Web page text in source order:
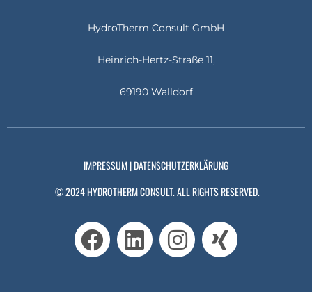
HydroTherm Consult GmbH
Heinrich-Hertz-Straße 11,
69190 Walldorf
IMPRESSUM|DATENSCHUTZERKLÄRUNG
© 2024 HYDROTHERM CONSULT. ALL RIGHTS RESERVED.